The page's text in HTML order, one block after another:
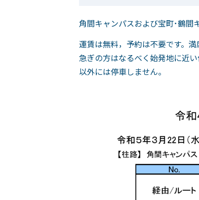
角間キャンパスおよび宝町･鶴
運賃は無料，予約は不要です。
急ぎの方はなるべく始発地に近
以外には停車しません。